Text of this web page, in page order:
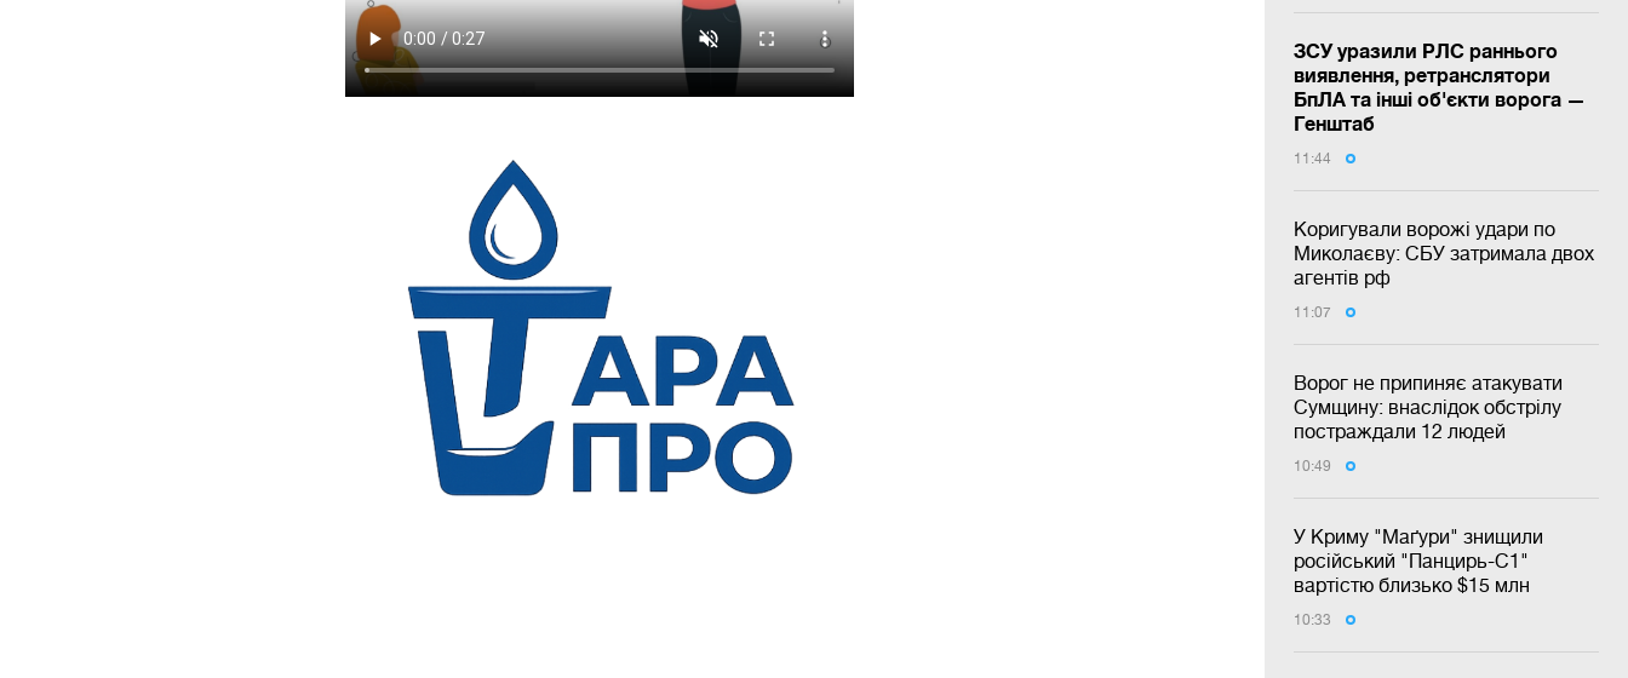
ЗСУ уразили РЛС раннього
виявлення, ретранслятори
БпЛА та інші об'єкти ворога —
Генштаб
11:44
Коригували ворожі удари по
Миколаєву: СБУ затримала двох
агентів рф
11:07
Ворог не припиняє атакувати
Сумщину: внаслідок обстрілу
постраждали 12 людей
10:49
У Криму "Маґури" знищили
російський "Панцирь-С1"
вартістю близько $15 млн
10:33